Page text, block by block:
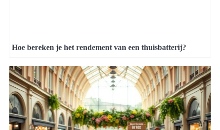
Hoe bereken je het rendement van een thuisbatterij?